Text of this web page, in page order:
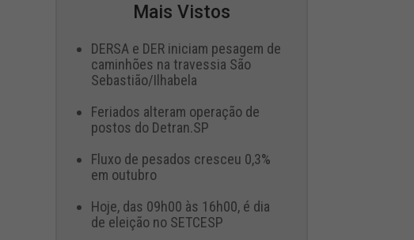
Mais Vistos
DERSA e DER iniciam pesagem de
caminhões na travessia São
Sebastião/Ilhabela
Feriados alteram operação de
postos do Detran.SP
Fluxo de pesados cresceu 0,3%
em outubro
Hoje, das 09h00 às 16h00, é dia
de eleição no SETCESP